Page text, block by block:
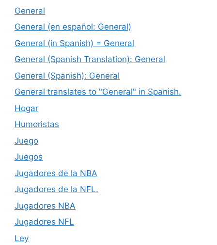
General
General (en español: General)
General (in Spanish) = General
General (Spanish Translation): General
General (Spanish): General
General translates to "General" in Spanish.
Hogar
Humoristas
Juego
Juegos
Jugadores de la NBA
Jugadores de la NFL.
Jugadores NBA
Jugadores NFL
Ley